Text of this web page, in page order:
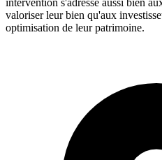
valoriser leur bien qu'aux
optimisation de leur patrimoine.